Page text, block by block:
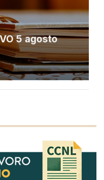
5 agosto